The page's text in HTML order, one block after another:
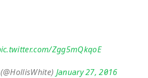
Zgg5mQkqoE
January 27, 2016